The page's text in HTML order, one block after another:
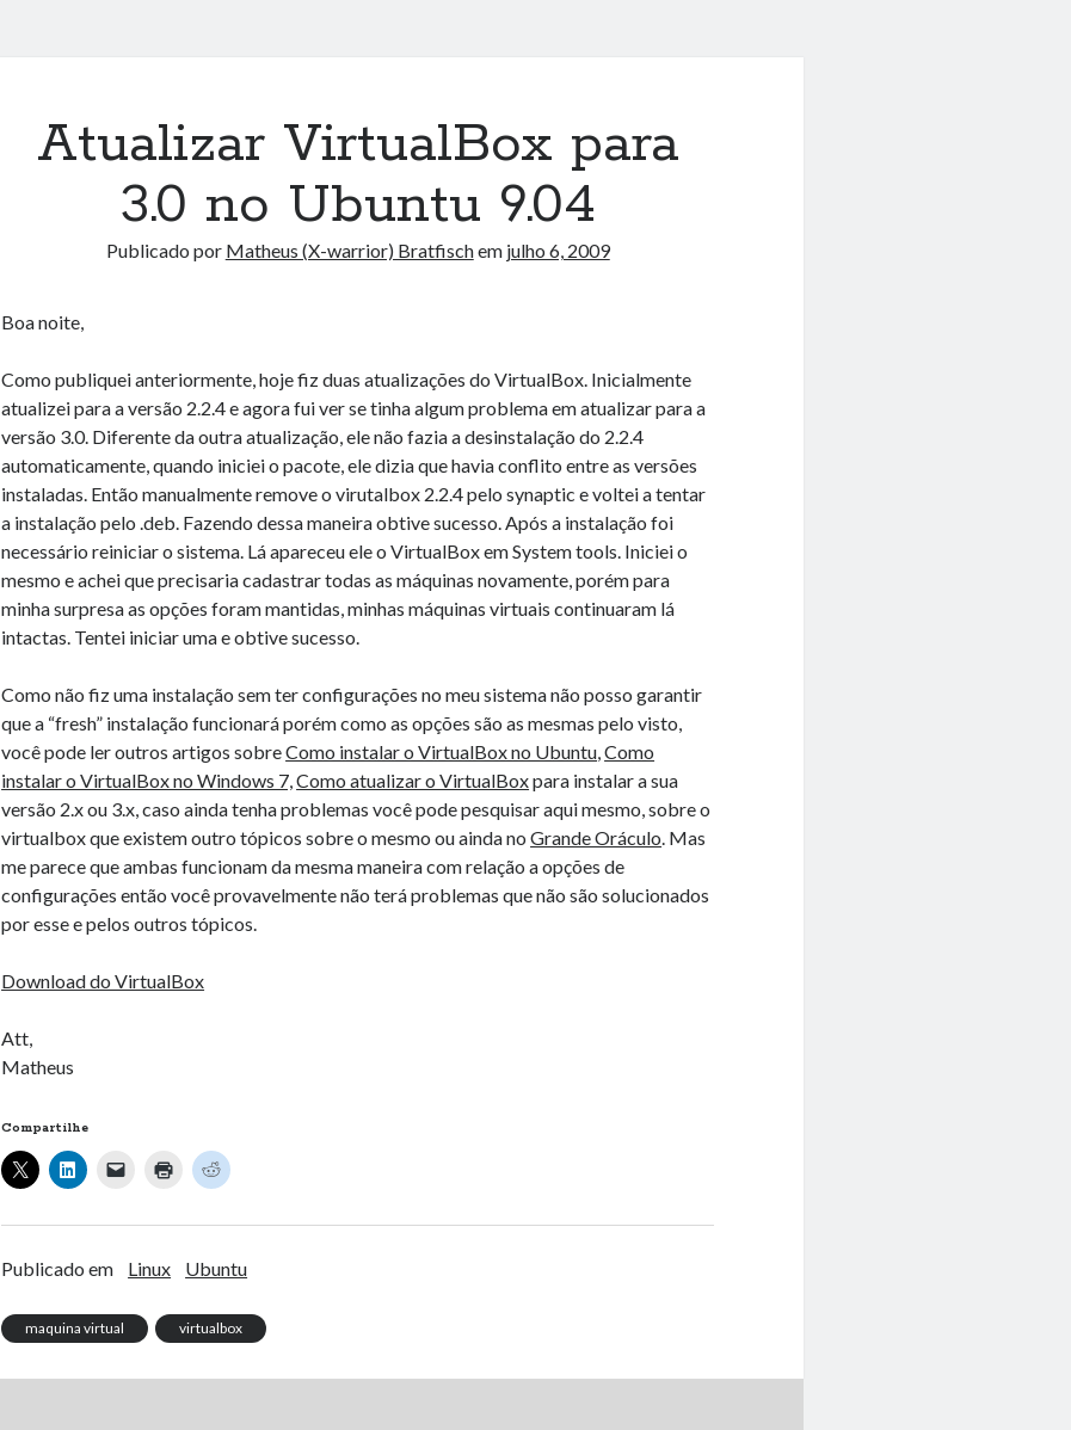
Atualizar VirtualBox para
3.0 no Ubuntu 9.04
Publicado por Matheus (X-warrior) Bratfischem julho 6, 2009
Boa noite,
Como publiquei anteriormente, hoje fiz duas atualizações do VirtualBox. Inicialmente
atualizei para a versão 2.2.4 e agora fui ver se tinha algum problema em atualizar para a
versão 3.0. Diferente da outra atualização, ele não fazia a desinstalação do 2.2.4
automaticamente, quando iniciei o pacote, ele dizia que havia conflito entre as versões
instaladas. Então manualmente remove o virutalbox 2.2.4 pelo synaptic e voltei a tentar
a instalação pelo .deb. Fazendo dessa maneira obtive sucesso. Após a instalação foi
necessário reiniciar o sistema. Lá apareceu ele o VirtualBox em System tools. Iniciei o
mesmo e achei que precisaria cadastrar todas as máquinas novamente, porém para
minha surpresa as opções foram mantidas, minhas máquinas virtuais continuaram lá
intactas. Tentei iniciar uma e obtive sucesso.
Como não fiz uma instalação sem ter configurações no meu sistema não posso garantir
que a “fresh” instalação funcionará porém como as opções são as mesmas pelo visto,
você pode ler outros artigos sobreComo instalar o VirtualBox no Ubuntu,Como
instalar o VirtualBox no Windows 7,Como atualizar o VirtualBoxpara instalar a sua
versão 2.x ou 3.x, caso ainda tenha problemas você pode pesquisar aqui mesmo, sobre o
virtualbox que existem outro tópicos sobre o mesmo ou ainda noGrande Oráculo. Mas
me parece que ambas funcionam da mesma maneira com relação a opções de
configurações então você provavelmente não terá problemas que não são solucionados
por esse e pelos outros tópicos.
Download do VirtualBox
Att,
Matheus
Compartilhe
Publicado em Linux Ubuntu
maquina virtual virtualbox